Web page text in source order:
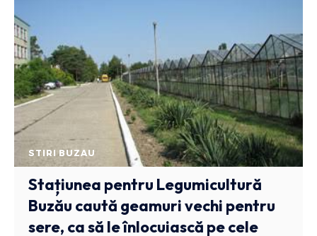
STIRI BUZAU
Stațiunea pentru Legumicultură
Buzău caută geamuri vechi pentru
sere, ca să le înlocuiască pe cele